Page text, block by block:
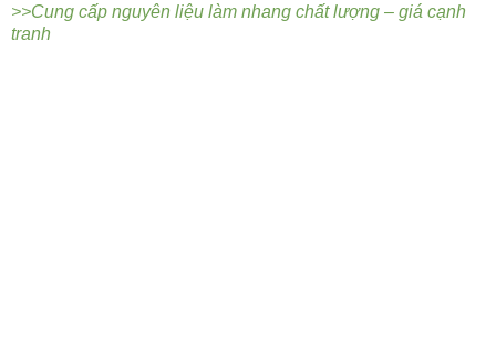
>>Cung cấp nguyên liệu làm nhang chất lượng – giá cạnh
tranh